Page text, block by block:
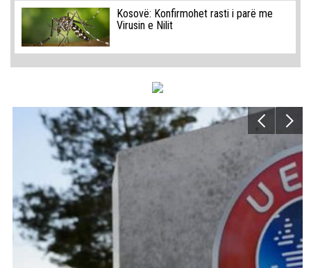
Kosovë: Konfirmohet rasti i parë me
Virusin e Nilit